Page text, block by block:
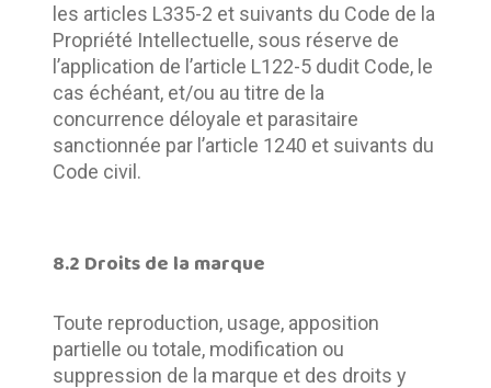
les articles L335-2 et suivants du Code de la
Propriété Intellectuelle, sous réserve de
l’application de l’article L122-5 dudit Code, le
cas échéant, et/ou au titre de la
concurrence déloyale et parasitaire
sanctionnée par l’article 1240 et suivants du
Code civil.
8.2 Droits de la marque
Toute reproduction, usage, apposition
partielle ou totale, modification ou
suppression de la marque et des droits y